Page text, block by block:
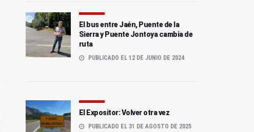
El bus entre Jaén, Puente de la
Sierra y Puente Jontoya cambia de
ruta
PUBLICADO EL 12 DE JUNIO DE 2024
El Expositor: Volver otra vez
PUBLICADO EL 31 DE AGOSTO DE 2025